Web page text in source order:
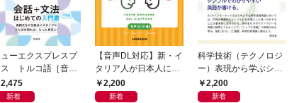
ーエクスプレスプ
ス トルコ語［音声
版］
2,475
新着
【音声DL対応】新・イ
タリア人が日本人によ
く聞く100の質問
2,200
新着
科学技術（テクノロジ
ー）表現から学ぶシン
プル英語
2,200
新着